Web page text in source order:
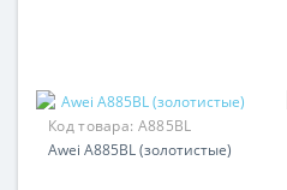
Код товара: A885BL
Awei A885BL (золотистые)